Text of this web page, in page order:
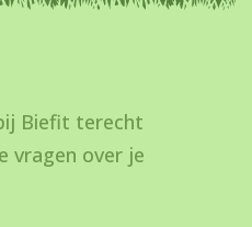
Biefit terecht
vragen over je